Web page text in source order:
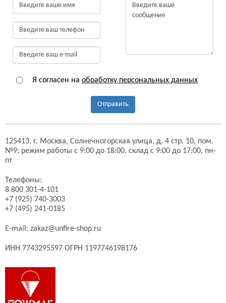
Я согласен на обработку персональных данных
Отправить
125413, г. Москва, Солнечногорская улица, д. 4 стр. 10, пом.
№9; режим работы с 9:00 до 18:00, склад с 9:00 до 17:00, пн-
пт
Телефоны:
8 800 301-4-101
+7 (925) 740-3003
+7 (495) 241-0185
E-mail: zakaz@unfire-shop.ru
ИНН 7743295597 ОГРН 1197746198176